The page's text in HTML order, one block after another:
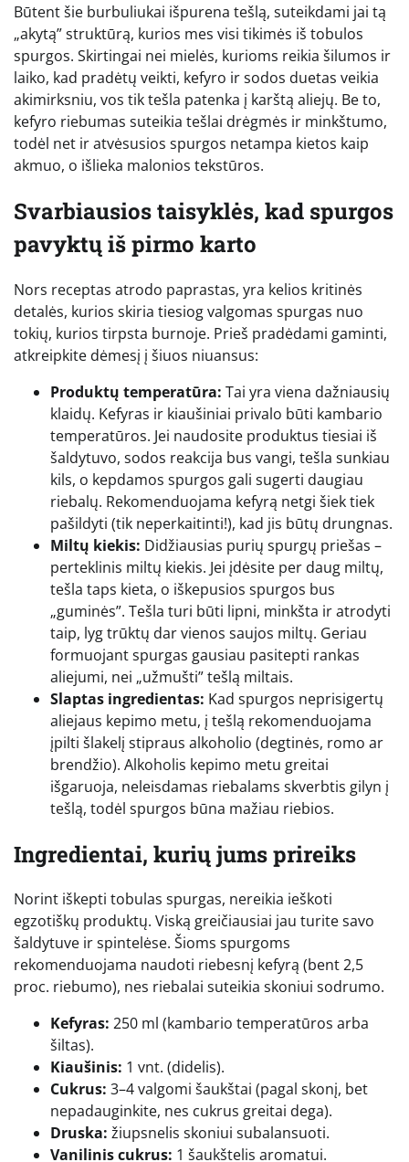
Būtent šie burbuliukai išpurena tešlą, suteikdami jai tą
„akytą” struktūrą, kurios mes visi tikimės iš tobulos
spurgos. Skirtingai nei mielės, kurioms reikia šilumos ir
laiko, kad pradėtų veikti, kefyro ir sodos duetas veikia
akimirksniu, vos tik tešla patenka į karštą aliejų. Be to,
kefyro riebumas suteikia tešlai drėgmės ir minkštumo,
todėl net ir atvėsusios spurgos netampa kietos kaip
akmuo, o išlieka malonios tekstūros.
Svarbiausios taisyklės, kad spurgos
pavyktų iš pirmo karto
Nors receptas atrodo paprastas, yra kelios kritinės
detalės, kurios skiria tiesiog valgomas spurgas nuo
tokių, kurios tirpsta burnoje. Prieš pradėdami gaminti,
atkreipkite dėmesį į šiuos niuansus:
Produktų temperatūra: Tai yra viena dažniausių
klaidų. Kefyras ir kiaušiniai privalo būti kambario
temperatūros. Jei naudosite produktus tiesiai iš
šaldytuvo, sodos reakcija bus vangi, tešla sunkiau
kils, o kepdamos spurgos gali sugerti daugiau
riebalų. Rekomenduojama kefyrą netgi šiek tiek
pašildyti (tik neperkaitinti!), kad jis būtų drungnas.
Miltų kiekis: Didžiausias purių spurgų priešas –
perteklinis miltų kiekis. Jei įdėsite per daug miltų,
tešla taps kieta, o iškepusios spurgos bus
„guminės”. Tešla turi būti lipni, minkšta ir atrodyti
taip, lyg trūktų dar vienos saujos miltų. Geriau
formuojant spurgas gausiau pasitepti rankas
aliejumi, nei „užmušti” tešlą miltais.
Slaptas ingredientas: Kad spurgos neprisigertų
aliejaus kepimo metu, į tešlą rekomenduojama
įpilti šlakelį stipraus alkoholio (degtinės, romo ar
brendžio). Alkoholis kepimo metu greitai
išgaruoja, neleisdamas riebalams skverbtis gilyn į
tešlą, todėl spurgos būna mažiau riebios.
Ingredientai, kurių jums prireiks
Norint iškepti tobulas spurgas, nereikia ieškoti
egzotiškų produktų. Viską greičiausiai jau turite savo
šaldytuve ir spintelėse. Šioms spurgoms
rekomenduojama naudoti riebesnį kefyrą (bent 2,5
proc. riebumo), nes riebalai suteikia skoniui sodrumo.
Kefyras: 250 ml (kambario temperatūros arba
šiltas).
Kiaušinis: 1 vnt. (didelis).
Cukrus: 3–4 valgomi šaukštai (pagal skonį, bet
nepadauginkite, nes cukrus greitai dega).
Druska: žiupsnelis skoniui subalansuoti.
Vanilinis cukrus: 1 šaukštelis aromatui.